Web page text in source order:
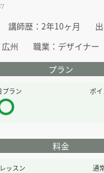
講師歴：2年10ヶ月
広州 職業： デザイナー
プラン
プラン ポ
料金
ッスン 通